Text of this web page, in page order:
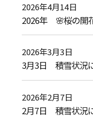
2026年4月14日
2026年 🌸桜の開
2026年3月3日
3月3日 積雪状況
2026年2月7日
2月7日 積雪状況